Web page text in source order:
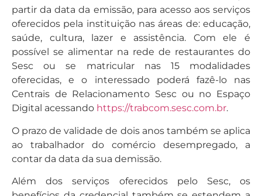
partir da data da emissão, para acesso aos serviços
oferecidos pela instituição nas áreas de: educação,
saúde, cultura, lazer e assistência. Com ele é
possível se alimentar na rede de restaurantes do
Sesc ou se matricular nas 15 modalidades
oferecidas, e o interessado poderá fazê-lo nas
Centrais de Relacionamento Sesc ou no Espaço
Digital acessando https://trabcom.sesc.com.br.
O prazo de validade de dois anos também se aplica
ao trabalhador do comércio desempregado, a
contar da data da sua demissão.
Além dos serviços oferecidos pelo Sesc, os